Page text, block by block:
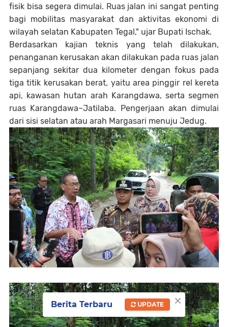
fisik bisa segera dimulai. Ruas jalan ini sangat penting
bagi mobilitas masyarakat dan aktivitas ekonomi di
wilayah selatan Kabupaten Tegal," ujar Bupati Ischak.
Berdasarkan kajian teknis yang telah dilakukan,
penanganan kerusakan akan dilakukan pada ruas jalan
sepanjang sekitar dua kilometer dengan fokus pada
tiga titik kerusakan berat, yaitu area pinggir rel kereta
api, kawasan hutan arah Karangdawa, serta segmen
ruas Karangdawa–Jatilaba. Pengerjaan akan dimulai
dari sisi selatan atau arah Margasari menuju Jedug.
×
Berita Terbaru UPDATE